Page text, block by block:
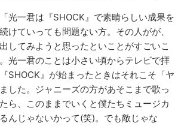
光一君は『SHOCK』で素晴らしい成果を
けていっても問題ない方。その人がが、
してみようと思ったといことがすごいこ
光一君のことは小さい頃からテレビで拝
SHOCK』が始まったときはそれこそ「ヤ
した。ジャニーズの方があそこまで歌っ
ら、このままでいくと僕たちミュージカ
んじゃないかって(笑)。でも敵じゃな